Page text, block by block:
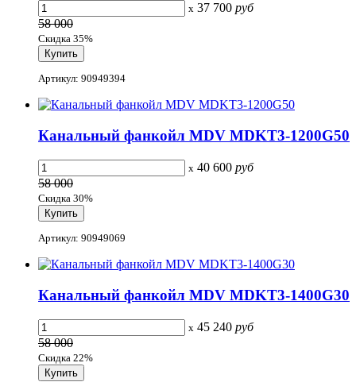
x 37 700 руб
58 000
Скидка 35%
Артикул: 90949394
Канальный фанкойл MDV MDKT3-1200G50
x 40 600 руб
58 000
Скидка 30%
Артикул: 90949069
Канальный фанкойл MDV MDKT3-1400G30
x 45 240 руб
58 000
Скидка 22%